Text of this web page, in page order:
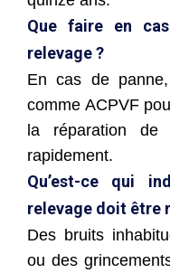
Que faire en
relevage ?
En cas de
comme ACPVF
la réparation de
rapidement.
Qu’est-ce qui
relevage doit être
Des bruits
ou des